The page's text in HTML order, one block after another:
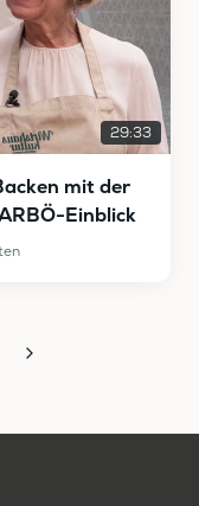
29:33
mit der
Einblick